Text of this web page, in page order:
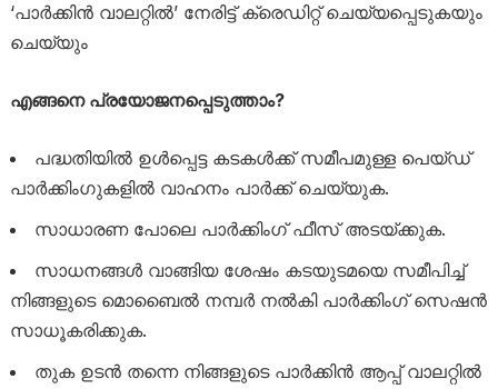
‘പാർക്കിൻ വാലറ്റിൽ’ നേരിട്ട് ക്രെഡിറ്റ് ചെയ്യപ്പെടുകയും
ചെയ്യും
എങ്ങനെ പ്രയോജനപ്പെടുത്താം?
പദ്ധതിയിൽ ഉൾപ്പെട്ട കടകൾക്ക് സമീപമുള്ള പെയ്ഡ്
പാർക്കിംഗുകളിൽ വാഹനം പാർക്ക് ചെയ്യുക.
സാധാരണ പോലെ പാർക്കിംഗ് ഫീസ് അടയ്ക്കുക.
സാധനങ്ങൾ വാങ്ങിയ ശേഷം കടയുടമയെ സമീപിച്ച്
നിങ്ങളുടെ മൊബൈൽ നമ്പർ നൽകി പാർക്കിംഗ് സെഷൻ
സാധൂകരിക്കുക.
തുക ഉടൻ തന്നെ നിങ്ങളുടെ പാർക്കിൻ ആപ്പ് വാലറ്റിൽ